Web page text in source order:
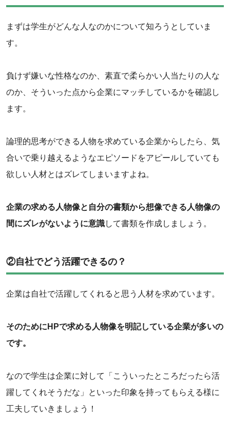
まずは学生がどんな人なのかについて知ろうとしていま
す。
負けず嫌いな性格なのか、素直で柔らかい人当たりの人な
のか、そういった点から企業にマッチしているかを確認し
ます。
論理的思考ができる人物を求めている企業からしたら、気
合いで乗り越えるようなエピソードをアピールしていても
欲しい人材とはズレてしまいますよね。
企業の求める人物像と自分の書類から想像できる人物像の
間にズレがないように意識して書類を作成しましょう。
②自社でどう活躍できるの？
企業は自社で活躍してくれると思う人材を求めています。
そのためにHPで求める人物像を明記している企業が多いの
です。
なので学生は企業に対して「こういったところだったら活
躍してくれそうだな」といった印象を持ってもらえる様に
工夫していきましょう！